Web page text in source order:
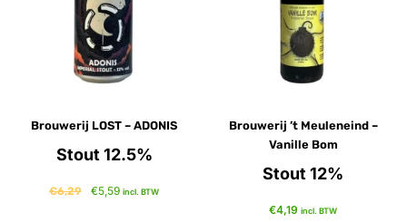
Brouwerij LOST – ADONIS
Stout 12.5%
€6,29 €5,59 incl. BTW
Brouwerij ’t Meuleneind –
Vanille Bom
Stout 12%
€4,19 incl. BTW